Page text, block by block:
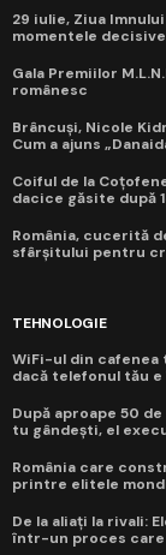
29 iulie, Ziua
momentele
Gala Premiilor
românesc
Brâncuși, Nicole
Cum a ajuns
Coiful de la
dacice găsite după
România, cucerită
sfârșitului pentru
TEHNOLOGIE
WiFi-ul din
dacă telefonul tău
După aproape 50
tu gândești, el
România care
printre elitele
De la aliați la rivali:
într-un proces care